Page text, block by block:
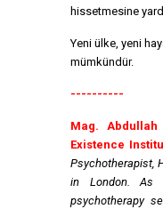
hissetmesine
Yeni ülke, yeni
mümkündür.
----------
Mag.
Existence
Psychotherapist,
in London. As
psychotherapy